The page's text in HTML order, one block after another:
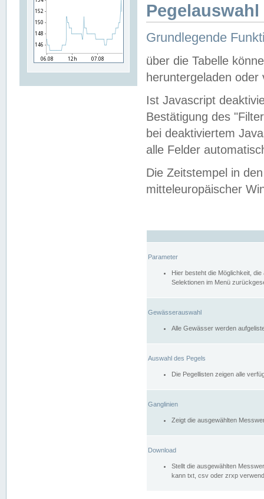
Grundlegende
über die Tabelle
heruntergeladen oder
Ist Javascript
Bestätigung des
bei deaktiviertem
alle Felder
Die Zeitstempel in
mitteleuropäischer
Parameter
Hier besteht die Möglichkeit,
Selektionen im Menü
Gewässerauswahl
Alle Gewässer werden
Auswahl des Pegels
Die Pegellisten zeigen alle
Ganglinien
Zeigt die ausgewählten
Download
Stellt die ausgewählten
kann txt, csv oder zrxp